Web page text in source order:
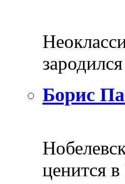
Борис
ценится